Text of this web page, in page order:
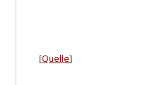
[Quel­le]